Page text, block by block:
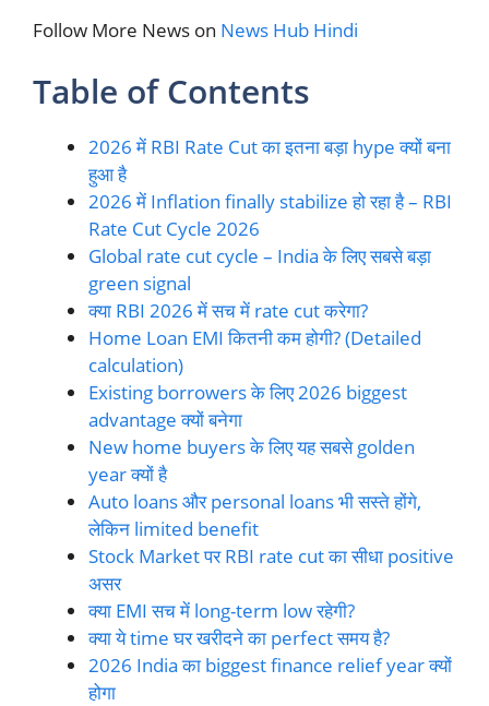
Follow More News on News Hub Hindi
Table of Contents
2026 में RBI Rate Cut का इतना बड़ा hype क्यों बना
हुआ है
2026 में Inflation finally stabilize हो रहा है – RBI
Rate Cut Cycle 2026
Global rate cut cycle – India के लिए सबसे बड़ा
green signal
क्या RBI 2026 में सच में rate cut करेगा?
Home Loan EMI कितनी कम होगी? (Detailed
calculation)
Existing borrowers के लिए 2026 biggest
advantage क्यों बनेगा
New home buyers के लिए यह सबसे golden
year क्यों है
Auto loans और personal loans भी सस्ते होंगे,
लेकिन limited benefit
Stock Market पर RBI rate cut का सीधा positive
असर
क्या EMI सच में long-term low रहेगी?
क्या ये time घर खरीदने का perfect समय है?
2026 India का biggest finance relief year क्यों
होगा